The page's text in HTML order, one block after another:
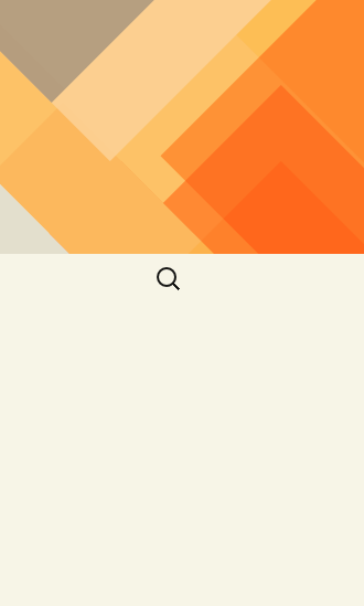
חיפוש: